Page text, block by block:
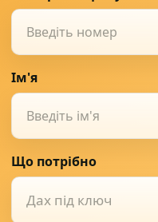
Ім'я
Що потрібно
Дах під ключ